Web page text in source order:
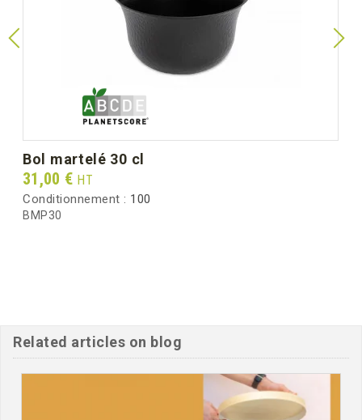
bol martelé 30 cl
Prix
31,00 € HT
Conditionnement : 100
BMP30
Related articles on blog